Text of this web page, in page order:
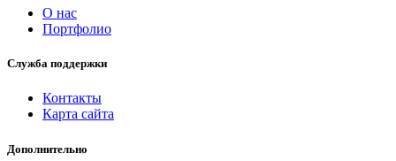
О нас
Портфолио
Служба поддержки
Контакты
Карта сайта
Дополнительно